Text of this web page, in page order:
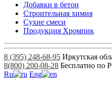
Добавки в бетон
Строительная химия
Сухие смеси
Продукция Хромпик
8 (395) 248-68-95 Иркутская
8(800) 200-08-28 Бесплатно по
Ru
Eng